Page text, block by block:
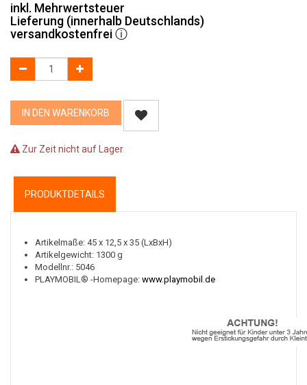
inkl. Mehrwertsteuer
Lieferung (innerhalb Deutschlands)
versandkostenfreiⓘ
IN DEN WARENKORB
Zur Zeit nicht auf Lager
PRODUKTDETAILS
Artikelmaße: 45 x 12,5 x 35 (LxBxH)
Artikelgewicht: 1300 g
Modellnr.: 5046
PLAYMOBIL® -Homepage: www.playmobil.de